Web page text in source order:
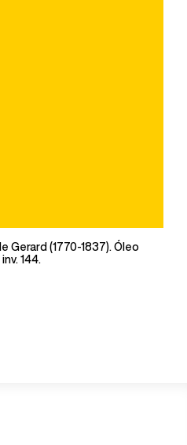
Gerard (1770-1837). Óleo
144.